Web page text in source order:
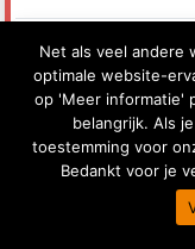
53
Net als veel andere
optimale website-
op 'Meer informatie'
belangrijk. Als
toestemming voor
Bedankt voor je